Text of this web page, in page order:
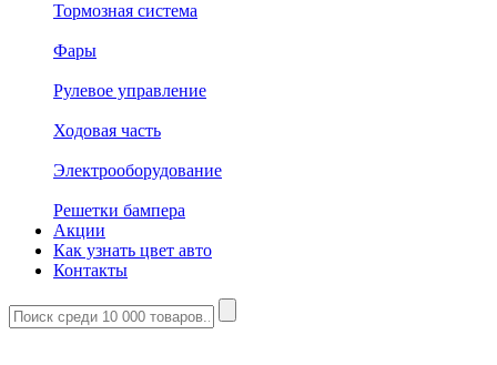
Тормозная система
Фары
Рулевое управление
Ходовая часть
Электрооборудование
Решетки бампера
Акции
Как узнать цвет авто
Контакты